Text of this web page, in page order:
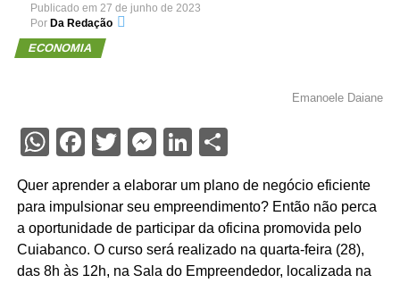
Publicado em 27 de junho de 2023
Por Da Redação
ECONOMIA
Emanoele Daiane
WhatsApp
Facebook
Twitter
Messenger
LinkedIn
Share
Quer aprender a elaborar um plano de negócio eficiente
para impulsionar seu empreendimento? Então não perca
a oportunidade de participar da oficina promovida pelo
Cuiabanco. O curso será realizado na quarta-feira (28),
das 8h às 12h, na Sala do Empreendedor, localizada na